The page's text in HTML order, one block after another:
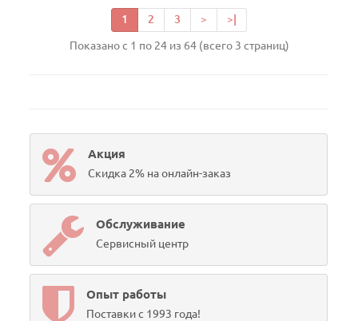
1 2 3 > >|
Показано с 1 по 24 из 64 (всего 3 страниц)
Акция
Скидка 2% на онлайн-заказ
Обслуживание
Сервисный центр
Опыт работы
Поставки с 1993 года!